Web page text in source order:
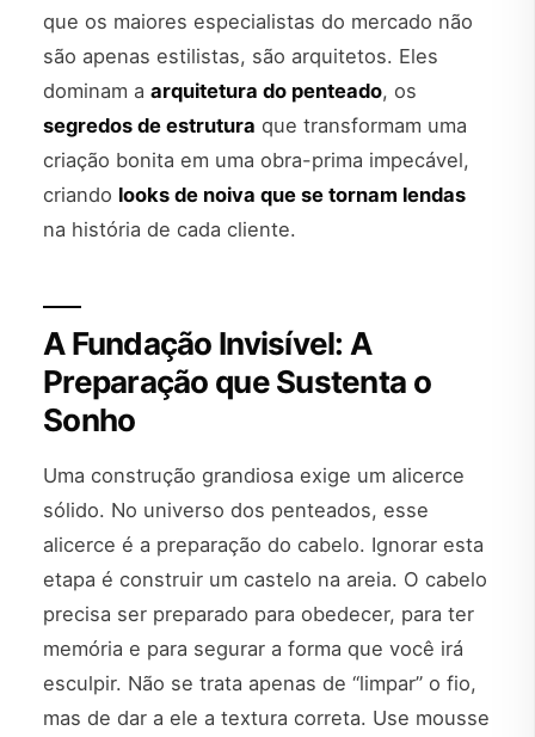
que os maiores especialistas do mercado não
são apenas estilistas, são arquitetos. Eles
dominam a arquitetura do penteado, os
segredos de estrutura que transformam uma
criação bonita em uma obra-prima impecável,
criando looks de noiva que se tornam lendas
na história de cada cliente.
A Fundação Invisível: A
Preparação que Sustenta o
Sonho
Uma construção grandiosa exige um alicerce
sólido. No universo dos penteados, esse
alicerce é a preparação do cabelo. Ignorar esta
etapa é construir um castelo na areia. O cabelo
precisa ser preparado para obedecer, para ter
memória e para segurar a forma que você irá
esculpir. Não se trata apenas de “limpar” o fio,
mas de dar a ele a textura correta. Use mousse